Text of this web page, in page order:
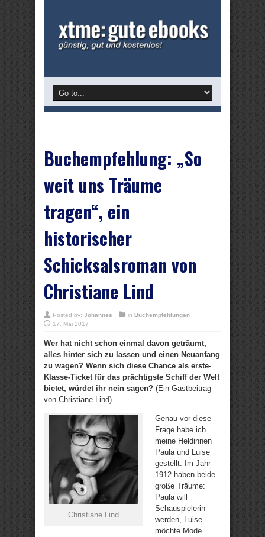
Buchempfehlung: „So
weit uns Träume
tragen“, ein
historischer
Schicksalsroman von
Christiane Lind
Posted by: Johannes in Buchempfehlungen
17. Mai 2017
Wer hat nicht schon einmal davon geträumt,
alles hinter sich zu lassen und einen Neuanfang
zu wagen? Wenn sich diese Chance als erste-
Klasse-Ticket für das prächtigste Schiff der Welt
bietet, würdet ihr nein sagen? (Ein Gastbeitrag
von Christiane Lind)
Christiane Lind
Genau vor diese
Frage habe ich
meine Heldinnen
Paula und Luise
gestellt. Im Jahr
1912 haben beide
große Träume:
Paula will
Schauspielerin
werden, Luise
möchte Mode